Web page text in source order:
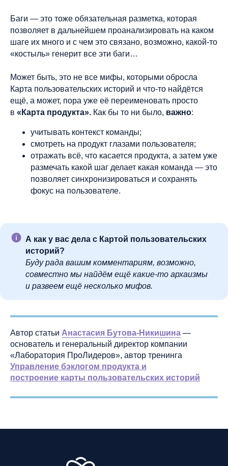
Баги — это тоже обязательная разметка, которая
позволяет в дальнейшем проанализировать на каком
шаге их много и с чем это связано, возможно, какой-то
«костыль» генерит все эти баги…
Может быть, это не все мифы, которыми обросла
Карта пользовательских историй и что-то найдётся
ещё, а может, пора уже её переименовать просто
в «Карта продукта». Как бы то ни было, важно:
учитывать контекст команды;
смотреть на продукт глазами пользователя;
отражать всё, что касается продукта, а затем уже
размечать какой шаг делает какая команда — это
позволяет синхронизироваться и сохранять
фокус на пользователе.
А как у вас дела с Картой пользовательских
историй?
Буду рада вашим комментариям, возможно,
совместно мы найдём ещё какие-то архаизмы
и развеем ещё несколько мифов.
Автор статьи Анастасия Бутова-Никишина —
основатель и генеральный директор компании
«Лаборатория ПроЛидеров», автор тренинга
Управление бэклогом продукта и
построение карты пользовательских историй